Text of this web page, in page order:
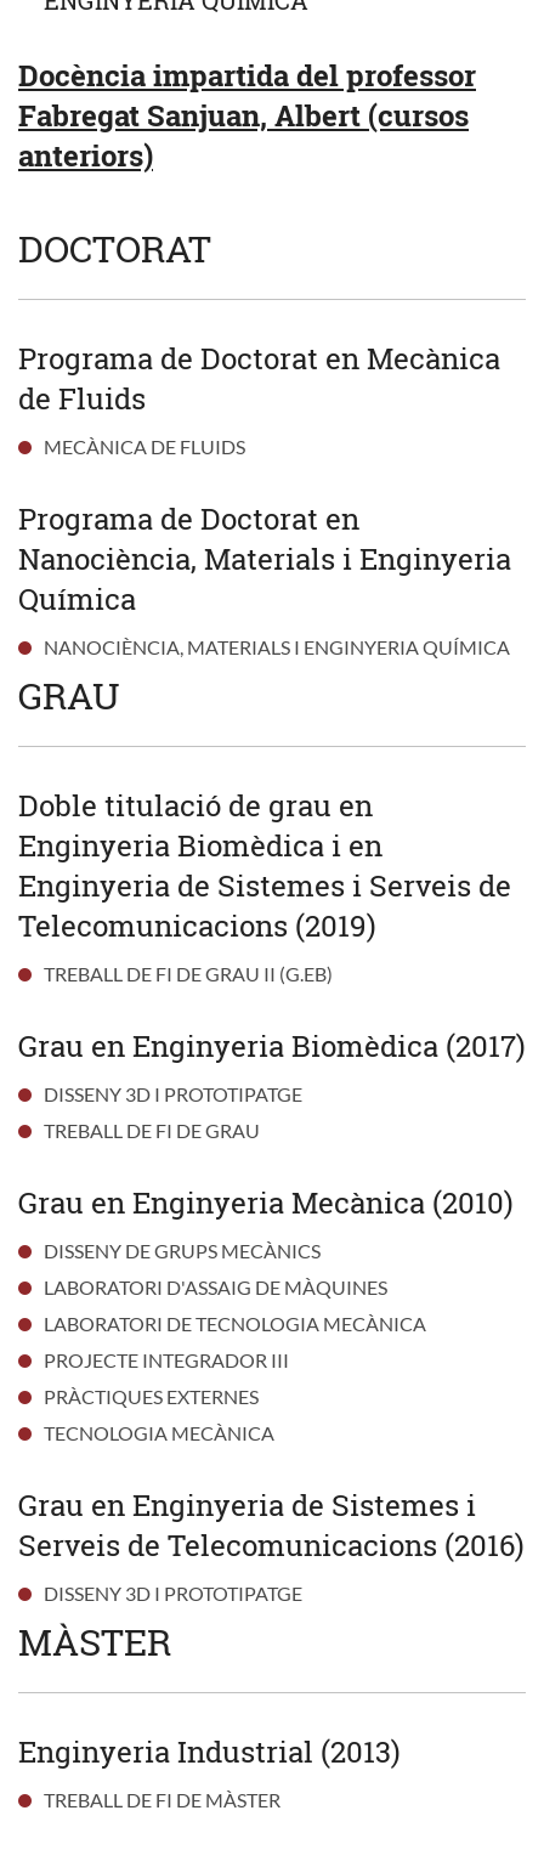
Docència impartida del professor
Fabregat Sanjuan, Albert (cursos
anteriors)
DOCTORAT
Programa de Doctorat en Mecànica
de Fluids
MECÀNICA DE FLUIDS
Programa de Doctorat en
Nanociència, Materials i Enginyeria
Química
NANOCIÈNCIA, MATERIALS I ENGINYERIA QUÍMICA
GRAU
Doble titulació de grau en
Enginyeria Biomèdica i en
Enginyeria de Sistemes i Serveis de
Telecomunicacions (2019)
TREBALL DE FI DE GRAU II (G.EB)
Grau en Enginyeria Biomèdica (2017)
DISSENY 3D I PROTOTIPATGE
TREBALL DE FI DE GRAU
Grau en Enginyeria Mecànica (2010)
DISSENY DE GRUPS MECÀNICS
LABORATORI D'ASSAIG DE MÀQUINES
LABORATORI DE TECNOLOGIA MECÀNICA
PROJECTE INTEGRADOR III
PRÀCTIQUES EXTERNES
TECNOLOGIA MECÀNICA
Grau en Enginyeria de Sistemes i
Serveis de Telecomunicacions (2016)
DISSENY 3D I PROTOTIPATGE
MÀSTER
Enginyeria Industrial (2013)
TREBALL DE FI DE MÀSTER